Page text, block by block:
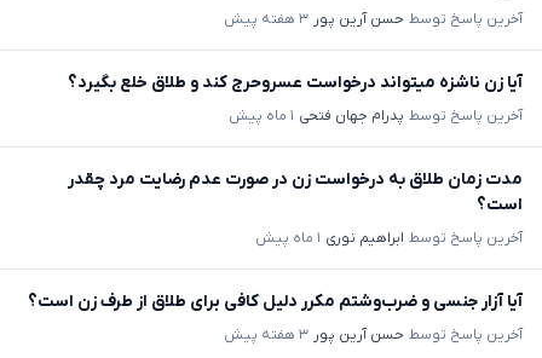
آخرین پاسخ توسط حسن آرین پور ۳ هفته پیش
آیا زن ناشزه میتواند درخواست عسروحرج کند و طلاق خلع بگیرد؟
آخرین پاسخ توسط پدرام جهان فتحی ۱ ماه پیش
مدت زمان طلاق به درخواست زن در صورت عدم رضایت مرد چقدر
است؟
آخرین پاسخ توسط ابراهیم نوری ۱ ماه پیش
آیا آزار جنسی و ضرب‌وشتم مکرر دلیل کافی برای طلاق از طرف زن است؟
آخرین پاسخ توسط حسن آرین پور ۳ هفته پیش